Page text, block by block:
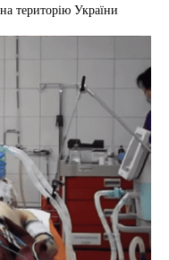
територію України